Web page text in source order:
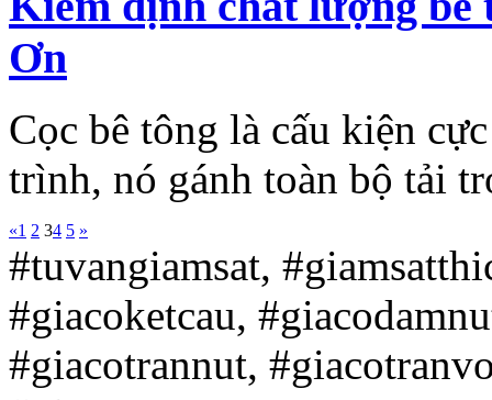
Ơn
Cọc bê tông là cấu kiện
trình, nó gánh toàn bộ tải
«1 2 34 5 »
#tuvangiamsat,
#giacoketcau,
#giacotrannut,